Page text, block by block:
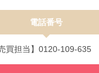
電話番号
買担当】0120-109-635